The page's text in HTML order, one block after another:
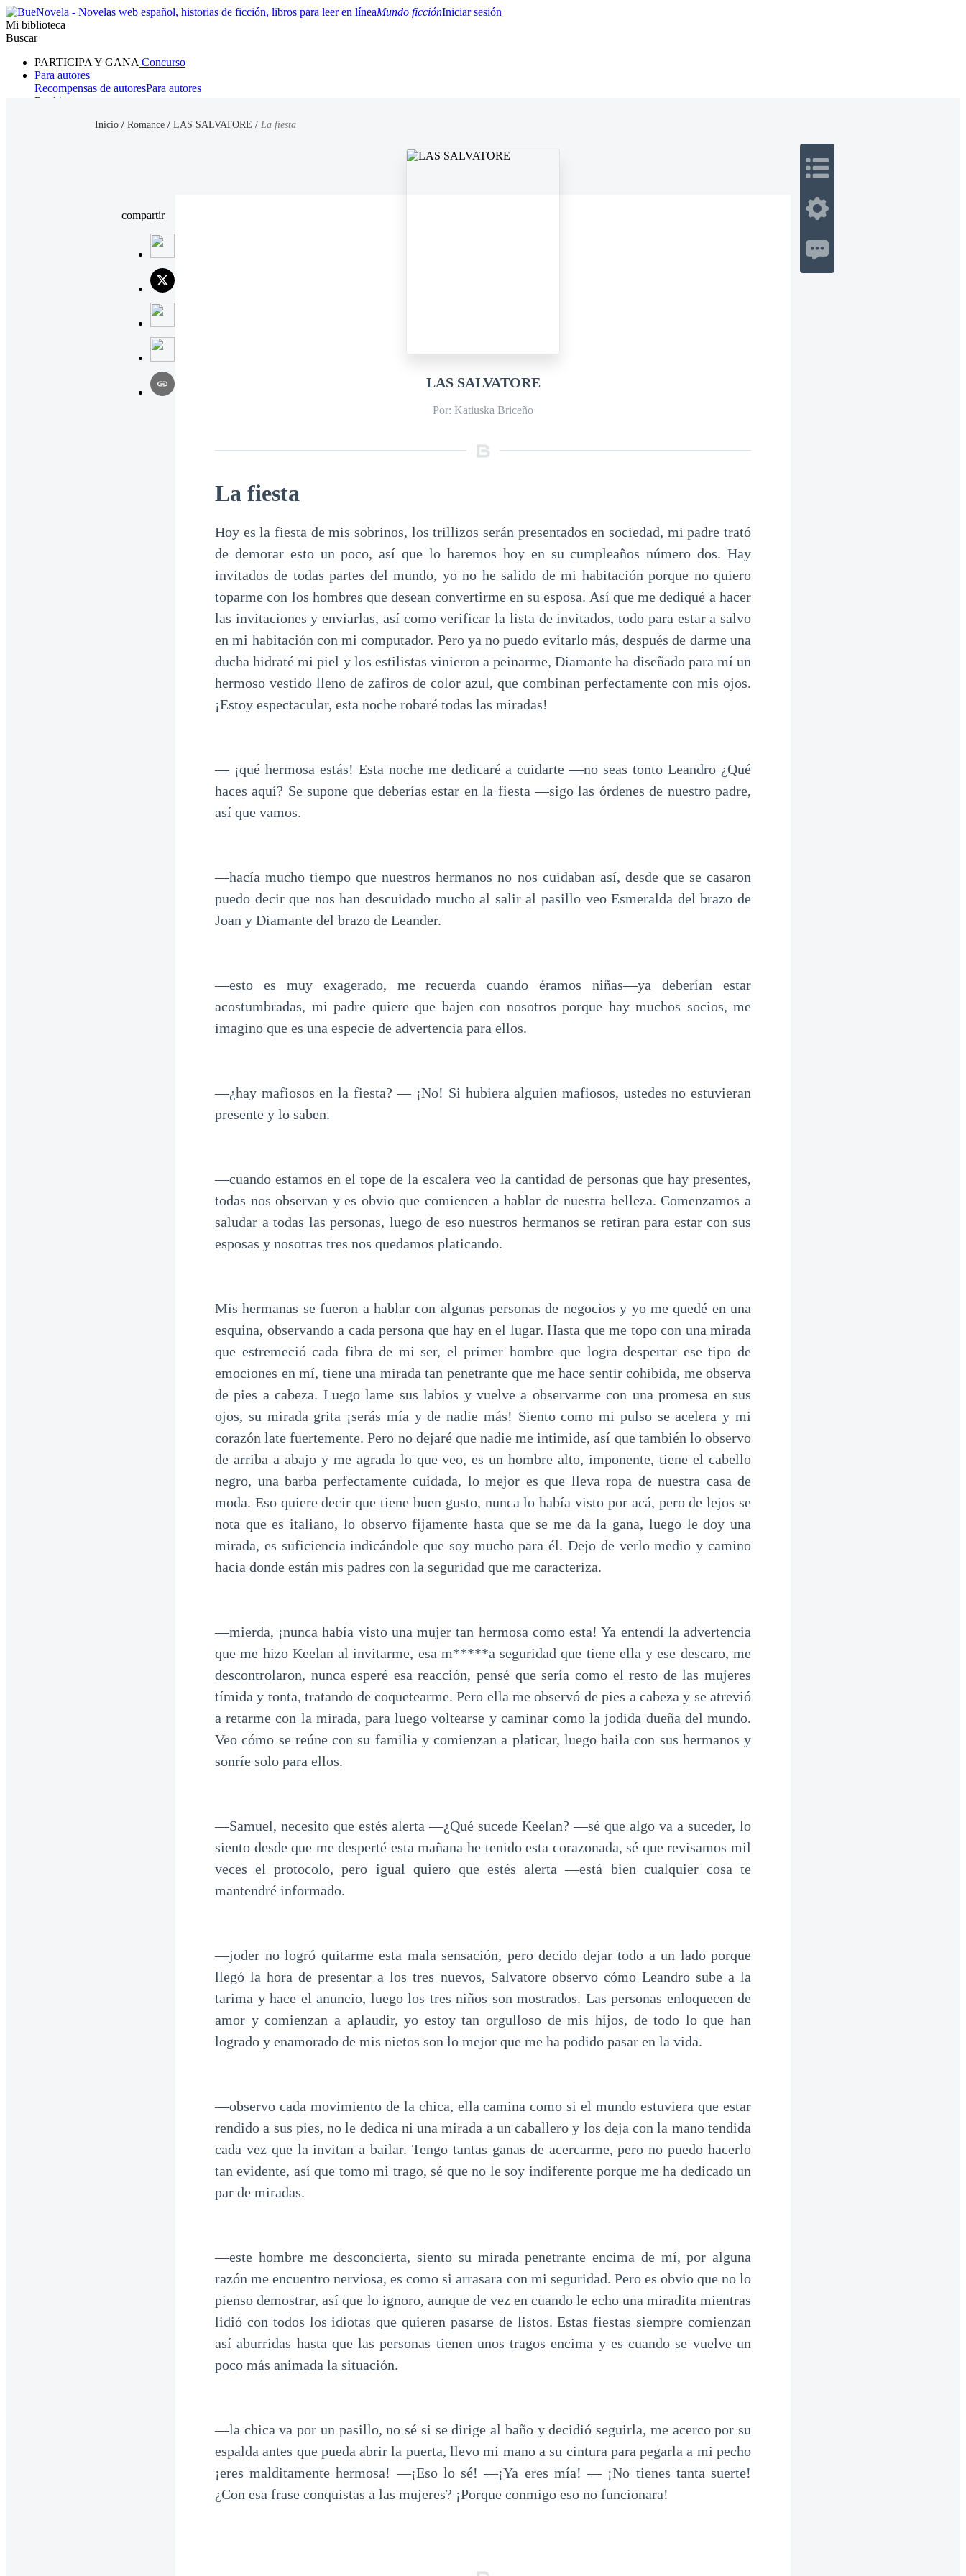
Mundo ficciónIniciar sesión
Mi biblioteca
Buscar
PARTICIPA Y GANA Concurso
Para autores
Recompensas de autoresPara autores
Ranking
Paranormal Misterio/Thriller
Inicio / Romance / LAS SALVATORE / La fiesta
compartir
LAS SALVATORE
Por: Katiuska Briceño
La fiesta
Hoy es la fiesta de mis sobrinos, los trillizos serán presentados en sociedad, mi padre trató
de demorar esto un poco, así que lo haremos hoy en su cumpleaños número dos. Hay
invitados de todas partes del mundo, yo no he salido de mi habitación porque no quiero
toparme con los hombres que desean convertirme en su esposa. Así que me dediqué a hacer
las invitaciones y enviarlas, así como verificar la lista de invitados, todo para estar a salvo
en mi habitación con mi computador. Pero ya no puedo evitarlo más, después de darme una
ducha hidraté mi piel y los estilistas vinieron a peinarme, Diamante ha diseñado para mí un
hermoso vestido lleno de zafiros de color azul, que combinan perfectamente con mis ojos.
¡Estoy espectacular, esta noche robaré todas las miradas!
— ¡qué hermosa estás! Esta noche me dedicaré a cuidarte —no seas tonto Leandro ¿Qué
haces aquí? Se supone que deberías estar en la fiesta —sigo las órdenes de nuestro padre,
así que vamos.
—hacía mucho tiempo que nuestros hermanos no nos cuidaban así, desde que se casaron
puedo decir que nos han descuidado mucho al salir al pasillo veo Esmeralda del brazo de
Joan y Diamante del brazo de Leander.
—esto es muy exagerado, me recuerda cuando éramos niñas—ya deberían estar
acostumbradas, mi padre quiere que bajen con nosotros porque hay muchos socios, me
imagino que es una especie de advertencia para ellos.
—¿hay mafiosos en la fiesta? — ¡No! Si hubiera alguien mafiosos, ustedes no estuvieran
presente y lo saben.
—cuando estamos en el tope de la escalera veo la cantidad de personas que hay presentes,
todas nos observan y es obvio que comiencen a hablar de nuestra belleza. Comenzamos a
saludar a todas las personas, luego de eso nuestros hermanos se retiran para estar con sus
esposas y nosotras tres nos quedamos platicando.
Mis hermanas se fueron a hablar con algunas personas de negocios y yo me quedé en una
esquina, observando a cada persona que hay en el lugar. Hasta que me topo con una mirada
que estremeció cada fibra de mi ser, el primer hombre que logra despertar ese tipo de
emociones en mí, tiene una mirada tan penetrante que me hace sentir cohibida, me observa
de pies a cabeza. Luego lame sus labios y vuelve a observarme con una promesa en sus
ojos, su mirada grita ¡serás mía y de nadie más! Siento como mi pulso se acelera y mi
corazón late fuertemente. Pero no dejaré que nadie me intimide, así que también lo observo
de arriba a abajo y me agrada lo que veo, es un hombre alto, imponente, tiene el cabello
negro, una barba perfectamente cuidada, lo mejor es que lleva ropa de nuestra casa de
moda. Eso quiere decir que tiene buen gusto, nunca lo había visto por acá, pero de lejos se
nota que es italiano, lo observo fijamente hasta que se me da la gana, luego le doy una
mirada, es suficiencia indicándole que soy mucho para él. Dejo de verlo medio y camino
hacia donde están mis padres con la seguridad que me caracteriza.
—mierda, ¡nunca había visto una mujer tan hermosa como esta! Ya entendí la advertencia
que me hizo Keelan al invitarme, esa m*****a seguridad que tiene ella y ese descaro, me
descontrolaron, nunca esperé esa reacción, pensé que sería como el resto de las mujeres
tímida y tonta, tratando de coquetearme. Pero ella me observó de pies a cabeza y se atrevió
a retarme con la mirada, para luego voltearse y caminar como la jodida dueña del mundo.
Veo cómo se reúne con su familia y comienzan a platicar, luego baila con sus hermanos y
sonríe solo para ellos.
—Samuel, necesito que estés alerta —¿Qué sucede Keelan? —sé que algo va a suceder, lo
siento desde que me desperté esta mañana he tenido esta corazonada, sé que revisamos mil
veces el protocolo, pero igual quiero que estés alerta —está bien cualquier cosa te
mantendré informado.
—joder no logró quitarme esta mala sensación, pero decido dejar todo a un lado porque
llegó la hora de presentar a los tres nuevos, Salvatore observo cómo Leandro sube a la
tarima y hace el anuncio, luego los tres niños son mostrados. Las personas enloquecen de
amor y comienzan a aplaudir, yo estoy tan orgulloso de mis hijos, de todo lo que han
logrado y enamorado de mis nietos son lo mejor que me ha podido pasar en la vida.
—observo cada movimiento de la chica, ella camina como si el mundo estuviera que estar
rendido a sus pies, no le dedica ni una mirada a un caballero y los deja con la mano tendida
cada vez que la invitan a bailar. Tengo tantas ganas de acercarme, pero no puedo hacerlo
tan evidente, así que tomo mi trago, sé que no le soy indiferente porque me ha dedicado un
par de miradas.
—este hombre me desconcierta, siento su mirada penetrante encima de mí, por alguna
razón me encuentro nerviosa, es como si arrasara con mi seguridad. Pero es obvio que no lo
pienso demostrar, así que lo ignoro, aunque de vez en cuando le echo una miradita mientras
lidió con todos los idiotas que quieren pasarse de listos. Estas fiestas siempre comienzan
así aburridas hasta que las personas tienen unos tragos encima y es cuando se vuelve un
poco más animada la situación.
—la chica va por un pasillo, no sé si se dirige al baño y decidió seguirla, me acerco por su
espalda antes que pueda abrir la puerta, llevo mi mano a su cintura para pegarla a mi pecho
¡eres malditamente hermosa! —¡Eso lo sé! —¡Ya eres mía! — ¡No tienes tanta suerte!
¿Con esa frase conquistas a las mujeres? ¡Porque conmigo eso no funcionara!